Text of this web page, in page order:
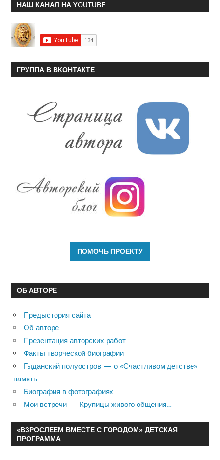
НАШ КАНАЛ НА YOUTUBE
ГРУППА В ВКОНТАКТЕ
ОБ АВТОРЕ
Предыстория сайта
Об авторе
Презентация авторских работ
Факты творческой биографии
Гыданский полуостров — о «Счастливом детстве»
память
Биография в фотографиях
Мои встречи — Крупицы живого общения…
«ВЗРОСЛЕЕМ ВМЕСТЕ С ГОРОДОМ» ДЕТСКАЯ
ПРОГРАММА